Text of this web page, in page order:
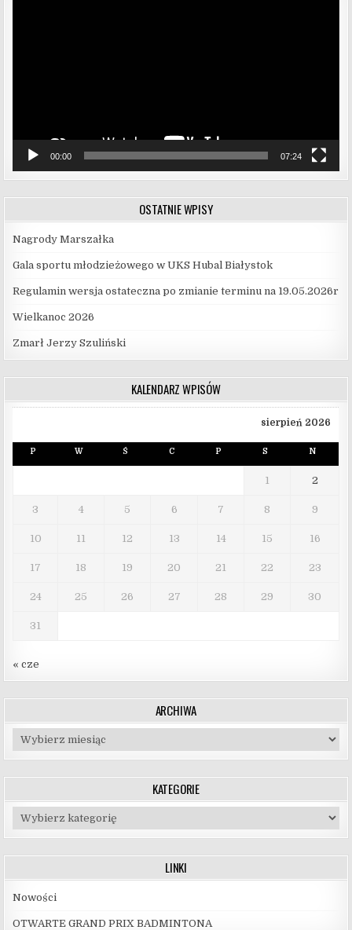
00:00 07:24
OSTATNIE WPISY
Nagrody Marszałka
Gala sportu młodzieżowego w UKS Hubal Białystok
Regulamin wersja ostateczna po zmianie terminu na 19.05.2026r
Wielkanoc 2026
Zmarł Jerzy Szuliński
KALENDARZ WPISÓW
sierpień 2026
P W Ś C P S N
1 2
3 4 5 6 7 8 9
10 11 12 13 14 15 16
17 18 19 20 21 22 23
24 25 26 27 28 29 30
31
« cze
ARCHIWA
Archiwa
KATEGORIE
Kategorie
LINKI
Nowości
OTWARTE GRAND PRIX BADMINTONA